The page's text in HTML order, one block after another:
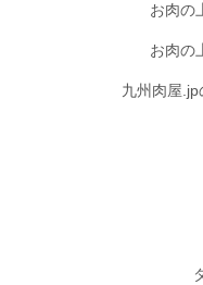
お肉の
お肉の
九州肉屋.jp